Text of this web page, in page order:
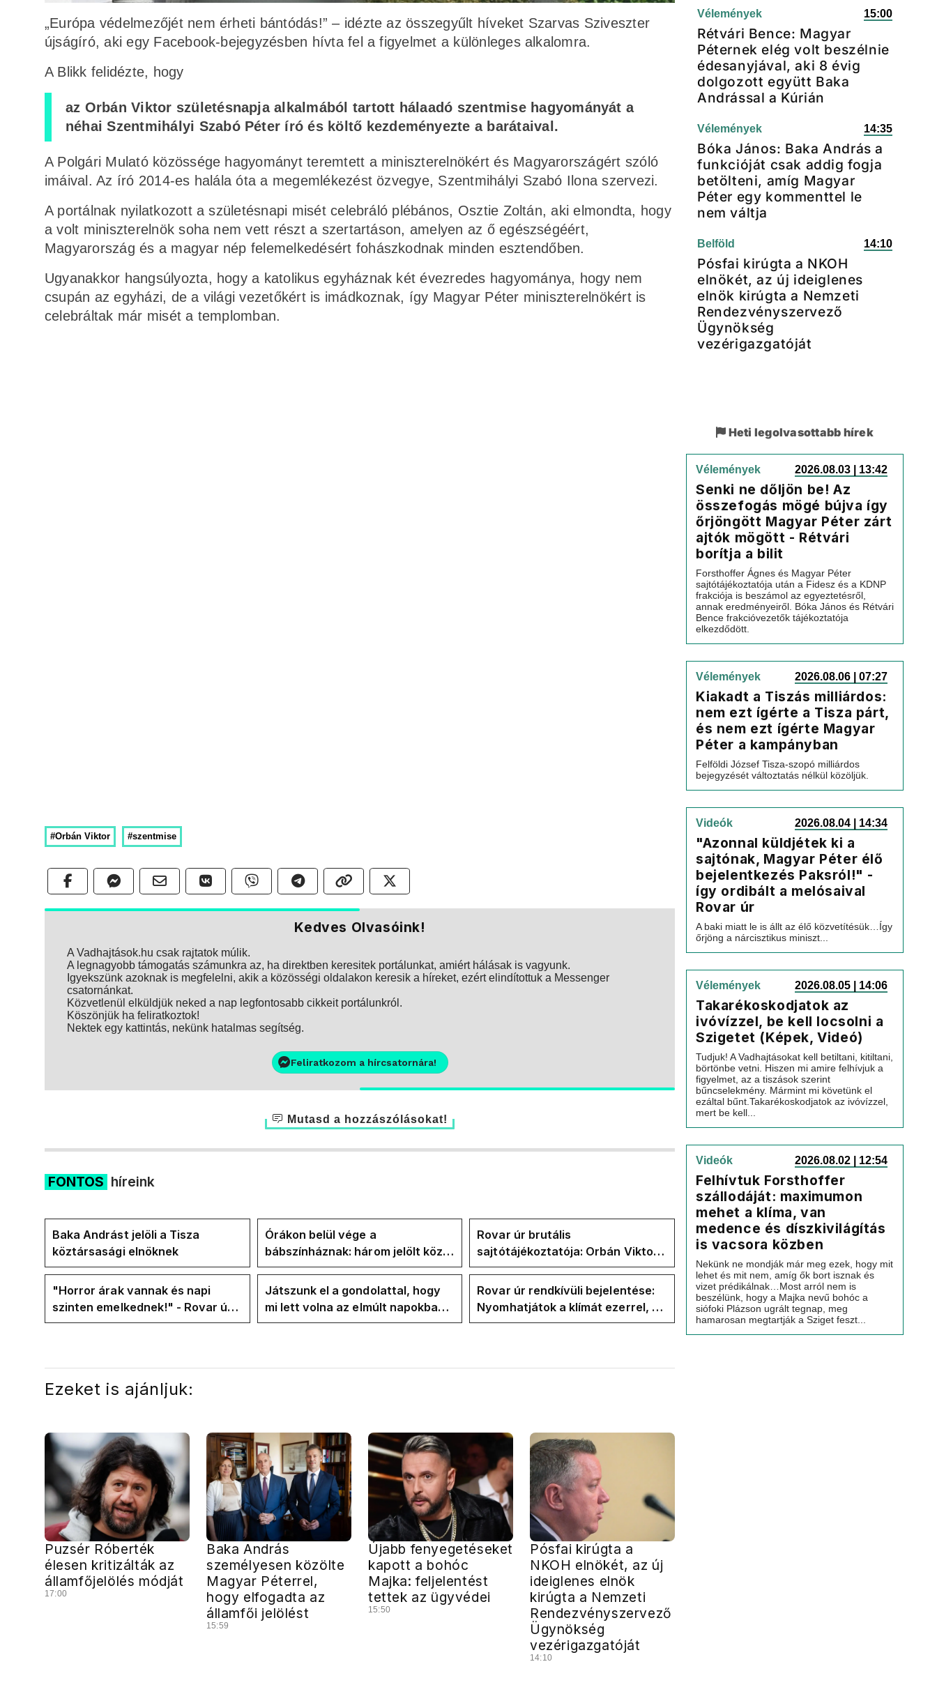
„Európa védelmezőjét nem érheti bántódás!” – idézte az összegyűlt híveket Szarvas Sziveszter
újságíró, aki egy Facebook-bejegyzésben hívta fel a figyelmet a különleges alkalomra.
A Blikk felidézte, hogy
az Orbán Viktor születésnapja alkalmából tartott hálaadó szentmise hagyományát a
néhai Szentmihályi Szabó Péter író és költő kezdeményezte a barátaival.
A Polgári Mulató közössége hagyományt teremtett a miniszterelnökért és Magyarországért szóló
imáival. Az író 2014-es halála óta a megemlékezést özvegye, Szentmihályi Szabó Ilona szervezi.
A portálnak nyilatkozott a születésnapi misét celebráló plébános, Osztie Zoltán, aki elmondta, hogy
a volt miniszterelnök soha nem vett részt a szertartáson, amelyen az ő egészségéért,
Magyarország és a magyar nép felemelkedésért fohászkodnak minden esztendőben.
Ugyanakkor hangsúlyozta, hogy a katolikus egyháznak két évezredes hagyománya, hogy nem
csupán az egyházi, de a világi vezetőkért is imádkoznak, így Magyar Péter miniszterelnökért is
celebráltak már misét a templomban.
#Orbán Viktor #szentmise
Kedves Olvasóink!
A Vadhajtások.hu csak rajtatok múlik.
A legnagyobb támogatás számunkra az, ha direktben keresitek portálunkat, amiért hálásak is vagyunk.
Igyekszünk azoknak is megfelelni, akik a közösségi oldalakon keresik a híreket, ezért elindítottuk a Messenger
csatornánkat.
Közvetlenül elküldjük neked a nap legfontosabb cikkeit portálunkról.
Köszönjük ha feliratkoztok!
Nektek egy kattintás, nekünk hatalmas segítség.
Feliratkozom a hírcsatornára!
Mutasd a hozzászólásokat!
FONTOS híreink
Baka Andrást jelöli a Tisza
köztársasági elnöknek
Órákon belül vége a
bábszínháznak: három jelölt közül
"választ" ma államfőt a Tisza-
frakció
Rovar úr brutális
sajtótájékoztatója: Orbán Viktor
és a Vadhajtások a felelős a
kialakult helyzetért
"Horror árak vannak és napi
szinten emelkednek!" - Rovar úr
Facebook-oldalán lázadnak a
Játszunk el a gondolattal, hogy
mi lett volna az elmúlt napokban
rezsicsökkentés nélkül
Rovar úr rendkívüli bejelentése:
Nyomhatjátok a klímát ezerrel, a
hűtőket letekerhetitek, vége az
Ezeket is ajánljuk:
Puzsér Róberték
élesen kritizálták az
államfőjelölés módját
17:00
Baka András
személyesen közölte
Magyar Péterrel,
hogy elfogadta az
államfői jelölést
15:59
Újabb fenyegetéseket
kapott a bohóc
Majka: feljelentést
tettek az ügyvédei
15:50
Pósfai kirúgta a
NKOH elnökét, az új
ideiglenes elnök
kirúgta a Nemzeti
Rendezvényszervező
Ügynökség
vezérigazgatóját
14:10
Vélemények 15:00
Rétvári Bence: Magyar
Péternek elég volt beszélnie
édesanyjával, aki 8 évig
dolgozott együtt Baka
Andrással a Kúrián
Vélemények 14:35
Bóka János: Baka András a
funkcióját csak addig fogja
betölteni, amíg Magyar
Péter egy kommenttel le
nem váltja
Belföld 14:10
Pósfai kirúgta a NKOH
elnökét, az új ideiglenes
elnök kirúgta a Nemzeti
Rendezvényszervező
Ügynökség
vezérigazgatóját
Heti legolvasottabb hírek
Vélemények 2026.08.03 | 13:42
Senki ne dőljön be! Az
összefogás mögé bújva így
őrjöngött Magyar Péter zárt
ajtók mögött - Rétvári
borítja a bilit
Forsthoffer Ágnes és Magyar Péter
sajtótájékoztatója után a Fidesz és a KDNP
frakciója is beszámol az egyeztetésről,
annak eredményeiről. Bóka János és Rétvári
Bence frakcióvezetők tájékoztatója
elkezdődött.
Vélemények 2026.08.06 | 07:27
Kiakadt a Tiszás milliárdos:
nem ezt ígérte a Tisza párt,
és nem ezt ígérte Magyar
Péter a kampányban
Felföldi József Tisza-szopó milliárdos
bejegyzését változtatás nélkül közöljük.
Videók 2026.08.04 | 14:34
"Azonnal küldjétek ki a
sajtónak, Magyar Péter élő
bejelentkezés Paksról!" -
így ordibált a melósaival
Rovar úr
A baki miatt le is állt az élő közvetítésük…Így
őrjöng a nárcisztikus miniszt...
Vélemények 2026.08.05 | 14:06
Takarékoskodjatok az
ivóvízzel, be kell locsolni a
Szigetet (Képek, Videó)
Tudjuk! A Vadhajtásokat kell betiltani, kitiltani,
börtönbe vetni. Hiszen mi amire felhívjuk a
figyelmet, az a tiszások szerint
bűncselekmény. Mármint mi követünk el
ezáltal bűnt.Takarékoskodjatok az ivóvízzel,
mert be kell...
Videók 2026.08.02 | 12:54
Felhívtuk Forsthoffer
szállodáját: maximumon
mehet a klíma, van
medence és díszkivilágítás
is vacsora közben
Nekünk ne mondják már meg ezek, hogy mit
lehet és mit nem, amíg ők bort isznak és
vizet prédikálnak…Most arról nem is
beszélünk, hogy a Majka nevű bohóc a
siófoki Plázson ugrált tegnap, meg
hamarosan megtartják a Sziget feszt...